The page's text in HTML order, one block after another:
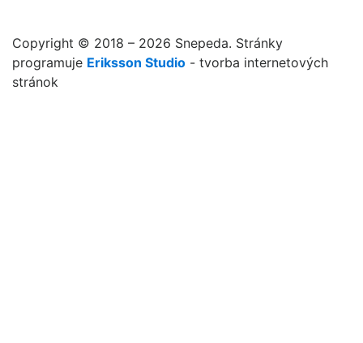
Copyright © 2018 – 2026 Snepeda. Stránky
programuje Eriksson Studio - tvorba internetových
stránok